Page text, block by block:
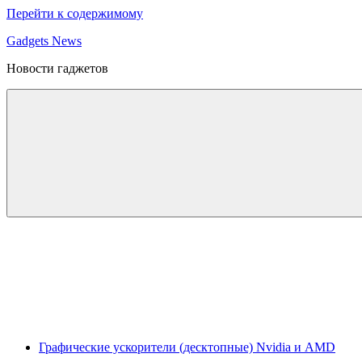
Перейти к содержимому
Gadgets News
Новости гаджетов
Графические ускорители (десктопные) Nvidia и AMD